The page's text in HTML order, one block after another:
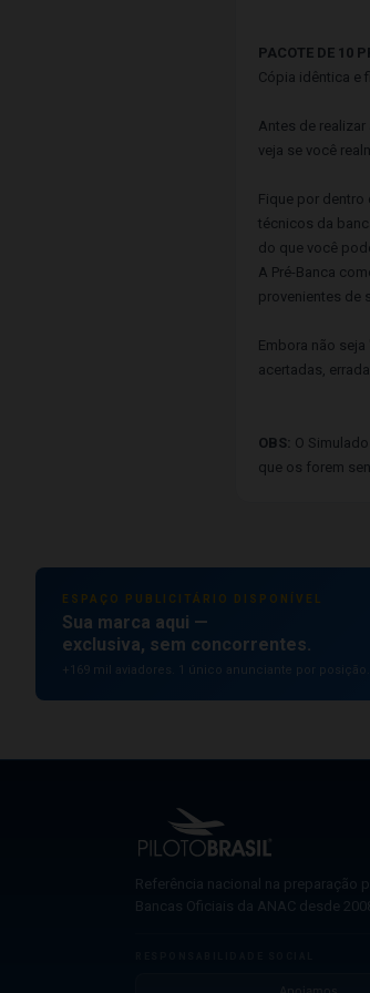
PACOTE DE 10
Cópia idêntica e
Antes de
veja se você
Fique por dentro
técnicos da
do que você
A Pré-Banca
provenientes de
Embora não
acertadas,
OBS: O
que os forem
ESPAÇO PUBLICITÁRIO DISPONÍVEL
Sua marca aqui —
exclusiva, sem concorrentes.
+169 mil aviadores. 1 único anunciante por posição.
Referência nacional na preparação
Bancas Oficiais da ANAC desde